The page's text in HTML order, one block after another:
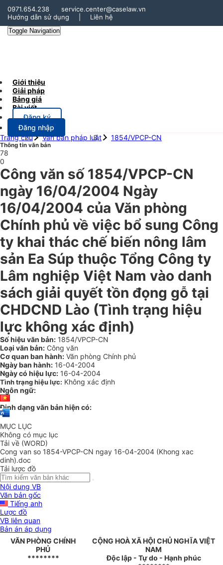
0971.654.238
service.center@caselaw.vn
Hướng dẫn sử dụng
Liên hệ
Toggle Navigation
Giới thiệu
Giải pháp
Bảng giá
Bài viết
Đăng ký
Đăng nhập
Trang chủ
Văn bản pháp luật 1854/VPCP-CN
Thông tin văn bản
78
0
Công văn số 1854/VPCP-CN
ngày 16/04/2004 Ngày
16/04/2004 của Văn phòng
Chính phủ về việc bổ sung Công
ty khai thác chế biến nông lâm
sản Ea Súp thuộc Tổng Công ty
Lâm nghiệp Việt Nam vào danh
sách giải quyết tồn đọng gỗ tại
CHDCND Lào (Tình trạng hiệu
lực không xác định)
Số hiệu văn bản: 1854/VPCP-CN
Loại văn bản: Công văn
Cơ quan ban hành: Văn phòng Chính phủ
Ngày ban hành: 16-04-2004
Ngày có hiệu lực: 16-04-2004
Tình trạng hiệu lực: Không xác định
Ngôn ngữ:
Định dạng văn bản hiện có:
MỤC LỤC
Không có mục lục
Tải về (WORD)
Cong van so 1854-VPCP-CN ngay 16-04-2004 (Khong xac
dinh).doc
Tải lược đồ
Nội dung VB
Văn bản gốc
Tiếng anh
Lược đồ
VB liên quan
Bản án áp dụng
VĂN PHÒNG CHÍNH
PHỦ
********
CỘNG HOÀ XÃ HỘI CHỦ NGHĨA VIỆT
NAM
Độc lập - Tự do - Hạnh phúc